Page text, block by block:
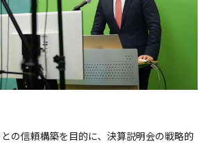
の信頼構築を目的に、決算説明会の戦略的